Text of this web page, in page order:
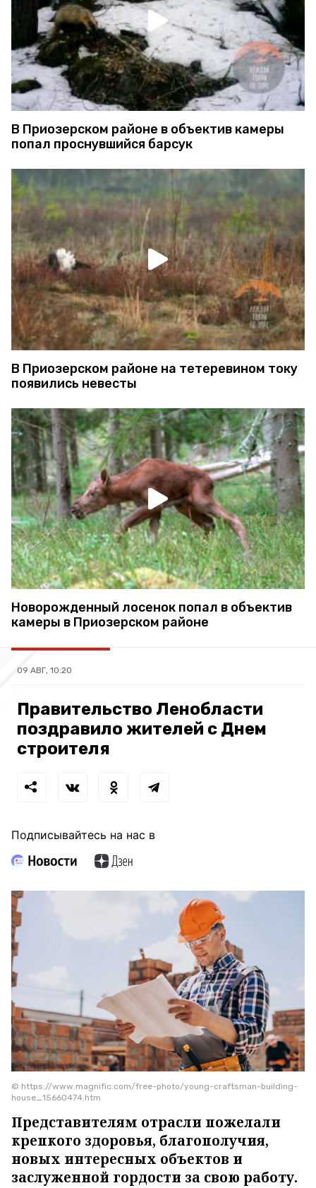
В Приозерском районе в объектив камеры
попал проснувшийся барсук
В Приозерском районе на тетеревином току
появились невесты
Новорожденный лосенок попал в объектив
камеры в Приозерском районе
09 АВГ, 10:20
Правительство Ленобласти
поздравило жителей с Днем
строителя
Подписывайтесь на нас в
© https://www.magnific.com/free-photo/young-craftsman-building-
house_15660474.htm
Представителям отрасли пожелали
крепкого здоровья, благополучия,
новых интересных объектов и
заслуженной гордости за свою работу.